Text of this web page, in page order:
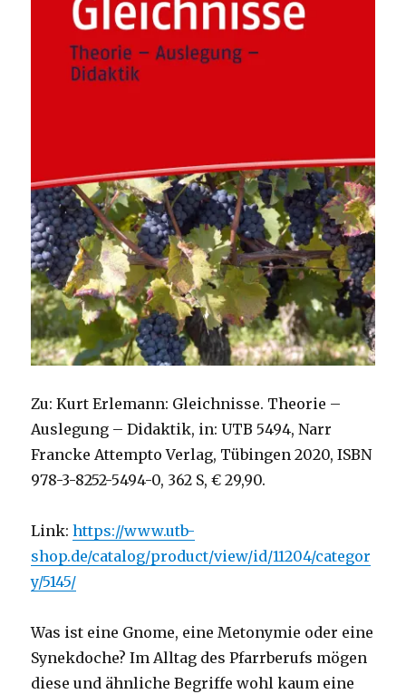
Zu: Kurt Erlemann: Gleichnisse. Theorie –
Auslegung – Didaktik, in: UTB 5494, Narr
Francke Attempto Verlag, Tübingen 2020, ISBN
978-3-8252-5494-0, 362 S, € 29,90.
Link:https://www.utb-
shop.de/catalog/product/view/id/11204/categor
y/5145/
Was ist eine Gnome, eine Metonymie oder eine
Synekdoche? Im Alltag des Pfarrberufs mögen
diese und ähnliche Begriffe wohl kaum eine